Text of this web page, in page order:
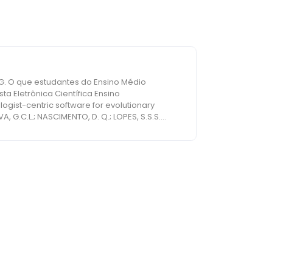
Eletrônica Científica Ensino
biologist-centric software for evolutionary